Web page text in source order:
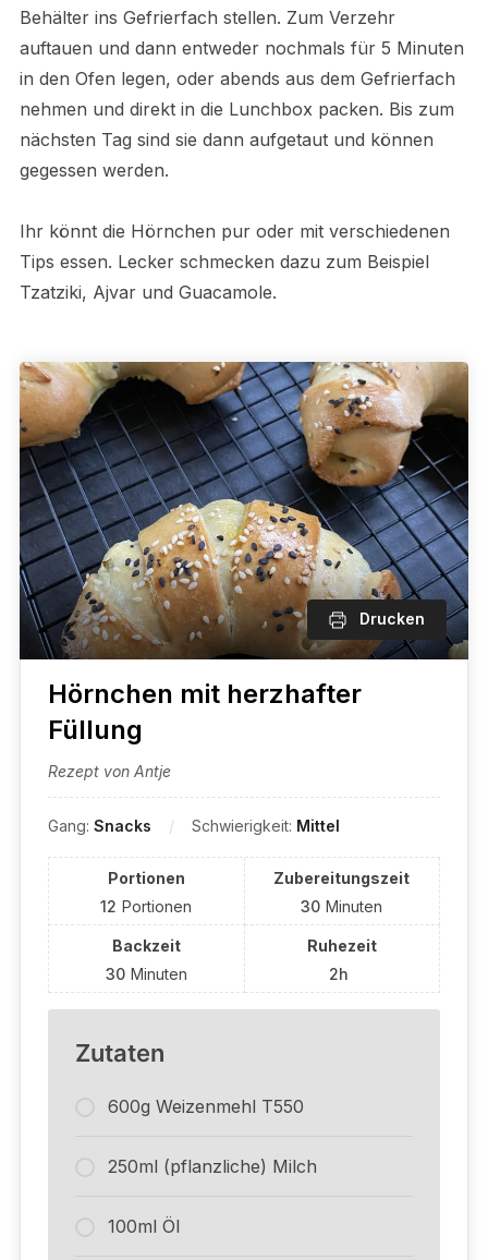
Behälter ins Gefrierfach stellen. Zum Verzehr
auftauen und dann entweder nochmals für 5 Minuten
in den Ofen legen, oder abends aus dem Gefrierfach
nehmen und direkt in die Lunchbox packen. Bis zum
nächsten Tag sind sie dann aufgetaut und können
gegessen werden.
Ihr könnt die Hörnchen pur oder mit verschiedenen
Tips essen. Lecker schmecken dazu zum Beispiel
Tzatziki, Ajvar und Guacamole.
Drucken
Hörnchen mit herzhafter
Füllung
Rezept von Antje
Gang: Snacks Schwierigkeit: Mittel
Portionen
12 Portionen
Zubereitungszeit
30 Minuten
Backzeit
30 Minuten
Ruhezeit
2h
Zutaten
600g Weizenmehl T550
250ml (pflanzliche) Milch
100ml Öl